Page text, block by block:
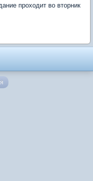
проходит во вторник